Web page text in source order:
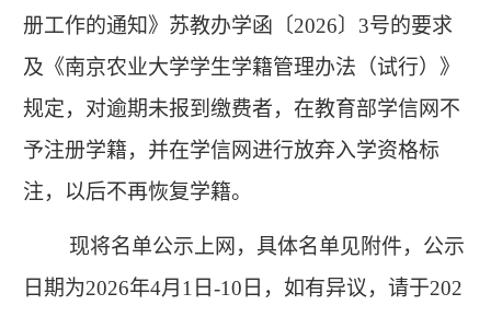
册工作的通知》苏教办学函〔2026〕 3号的要求
及《南京农业大学学生学籍管理办法（试行）》
规定，对逾期未报到缴费者，在教育部学信网不
予注册学籍，并在学信网进行放弃入学资格标
注，以后不再恢复学籍。
现将名单公示上网，具体名单见附件，公示
日期为2026年4月1日-10日，如有异议，请于202